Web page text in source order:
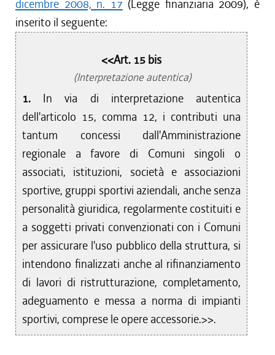
dal 01/01/2013 al 15/04/2013
dal 29/12/2012 al 31/12/2012
dal 28/07/2012 al 17/10/2012
dal 08/12/2011 al 27/07/2012
dal 28/07/2011 al 07/12/2011
dal 21/07/2011 al 27/07/2011
dal 07/04/2011 al 20/07/2011
dal 01/01/2011 al 06/04/2011
dal 28/10/2010 al 31/12/2010
dicembre 2008, n. 17 (Legge finanziaria 2009), è
inserito il seguente:
<<Art. 15 bis
(Interpretazione autentica)
1. In via di interpretazione autentica
dell'articolo 15, comma 12, i contributi una
tantum concessi dall'Amministrazione
regionale a favore di Comuni singoli o
associati, istituzioni, società e associazioni
sportive, gruppi sportivi aziendali, anche senza
personalità giuridica, regolarmente costituiti e
a soggetti privati convenzionati con i Comuni
per assicurare l'uso pubblico della struttura, si
intendono finalizzati anche al rifinanziamento
di lavori di ristrutturazione, completamento,
adeguamento e messa a norma di impianti
sportivi, comprese le opere accessorie.>>.